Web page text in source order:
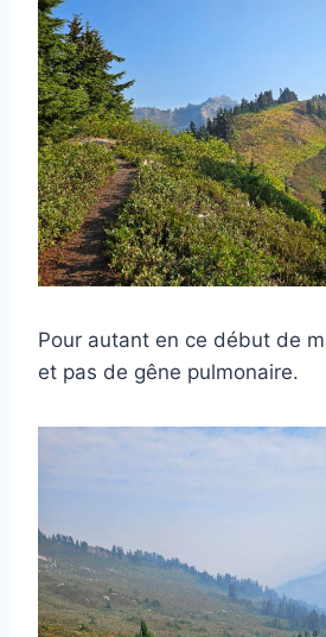
Pour autant en ce début de
et pas de gêne pulmonaire.